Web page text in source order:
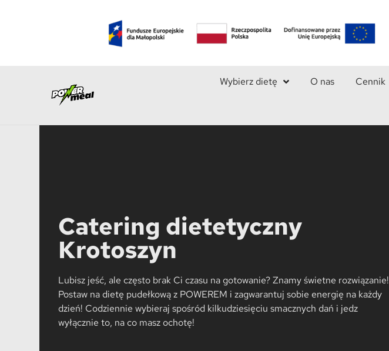
Wybierz dietę O nas Cennik
Catering dietetyczny
Krotoszyn
Lubisz jeść, ale często brak Ci czasu na gotowanie? Znamy świetne rozwiązanie!
Postaw na dietę pudełkową z POWEREM i zagwarantuj sobie energię na każdy
dzień! Codziennie wybieraj spośród kilkudziesięciu smacznych dań i jedz
wyłącznie to, na co masz ochotę!